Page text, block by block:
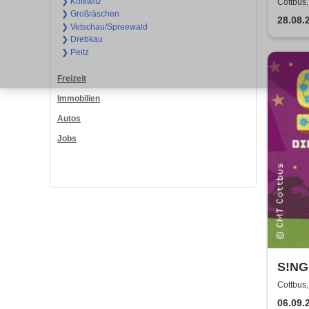
❯ Großräschen
❯ Vetschau/Spreewald
❯ Drebkau
❯ Peitz
Freizeit
Immobilien
Autos
Jobs